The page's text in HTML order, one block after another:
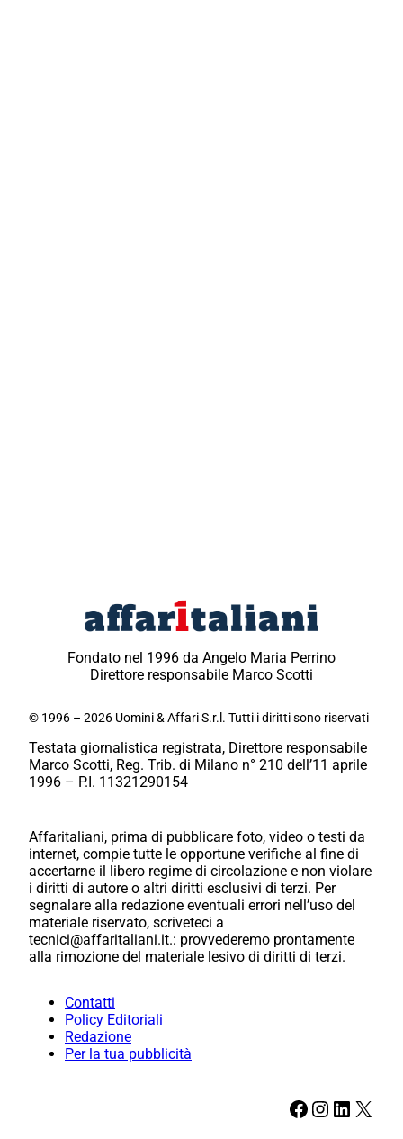
Fondato nel 1996 da Angelo Maria Perrino
Direttore responsabile Marco Scotti
© 1996 – 2026 Uomini & Affari S.r.l. Tutti i diritti sono riservati
Testata giornalistica registrata, Direttore responsabile
Marco Scotti, Reg. Trib. di Milano n° 210 dell’11 aprile
1996 – P.I. 11321290154
Affaritaliani, prima di pubblicare foto, video o testi da
internet, compie tutte le opportune verifiche al fine di
accertarne il libero regime di circolazione e non violare
i diritti di autore o altri diritti esclusivi di terzi. Per
segnalare alla redazione eventuali errori nell’uso del
materiale riservato, scriveteci a
tecnici@affaritaliani.it.: provvederemo prontamente
alla rimozione del materiale lesivo di diritti di terzi.
Contatti
Policy Editoriali
Redazione
Per la tua pubblicità
Facebook Instagram LinkedIn X